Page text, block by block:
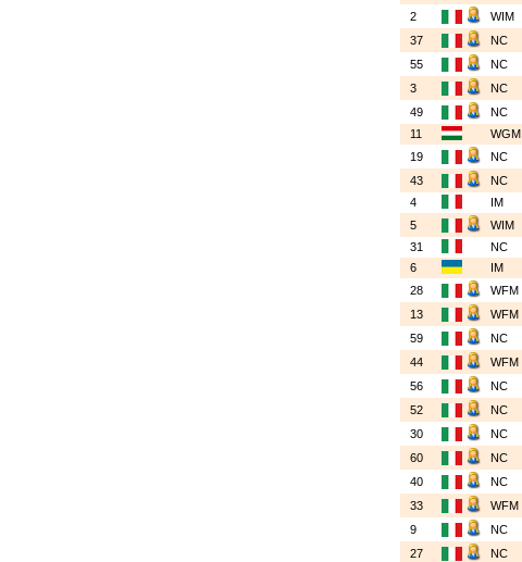
2
WIM
37
NC
55
NC
3
NC
49
NC
11
WGM
19
NC
43
NC
4
IM
5
WIM
31
NC
6
IM
28
WFM
13
WFM
59
NC
44
WFM
56
NC
52
NC
30
NC
60
NC
40
NC
33
WFM
9
NC
27
NC